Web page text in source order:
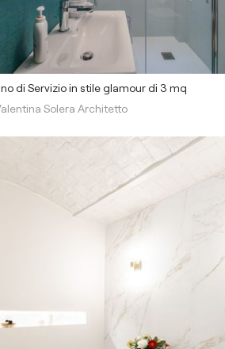
di Servizio in stile glamour di 3 mq
Solera Architetto